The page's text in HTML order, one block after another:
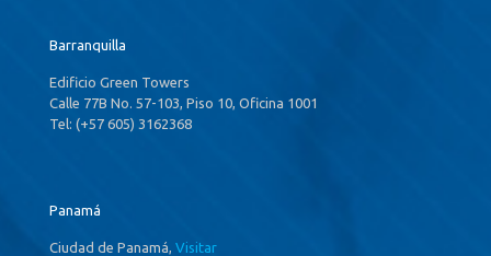
Barranquilla
Edificio Green Towers
Calle 77B No. 57-103, Piso 10, Oficina 1001
Tel: (+57 605) 3162368
Panamá
Ciudad de Panamá, Visitar